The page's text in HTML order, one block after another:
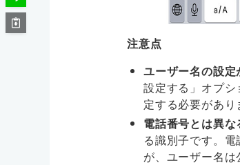
注意点
ユーザー名の設定
設定する」オプ
定する必要があり
電話番号とは異な
る識別子です。
が、ユーザー名は